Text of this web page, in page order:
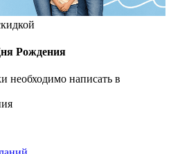
Рождения
необходимо написать в